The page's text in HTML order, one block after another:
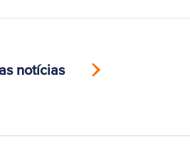
notícias